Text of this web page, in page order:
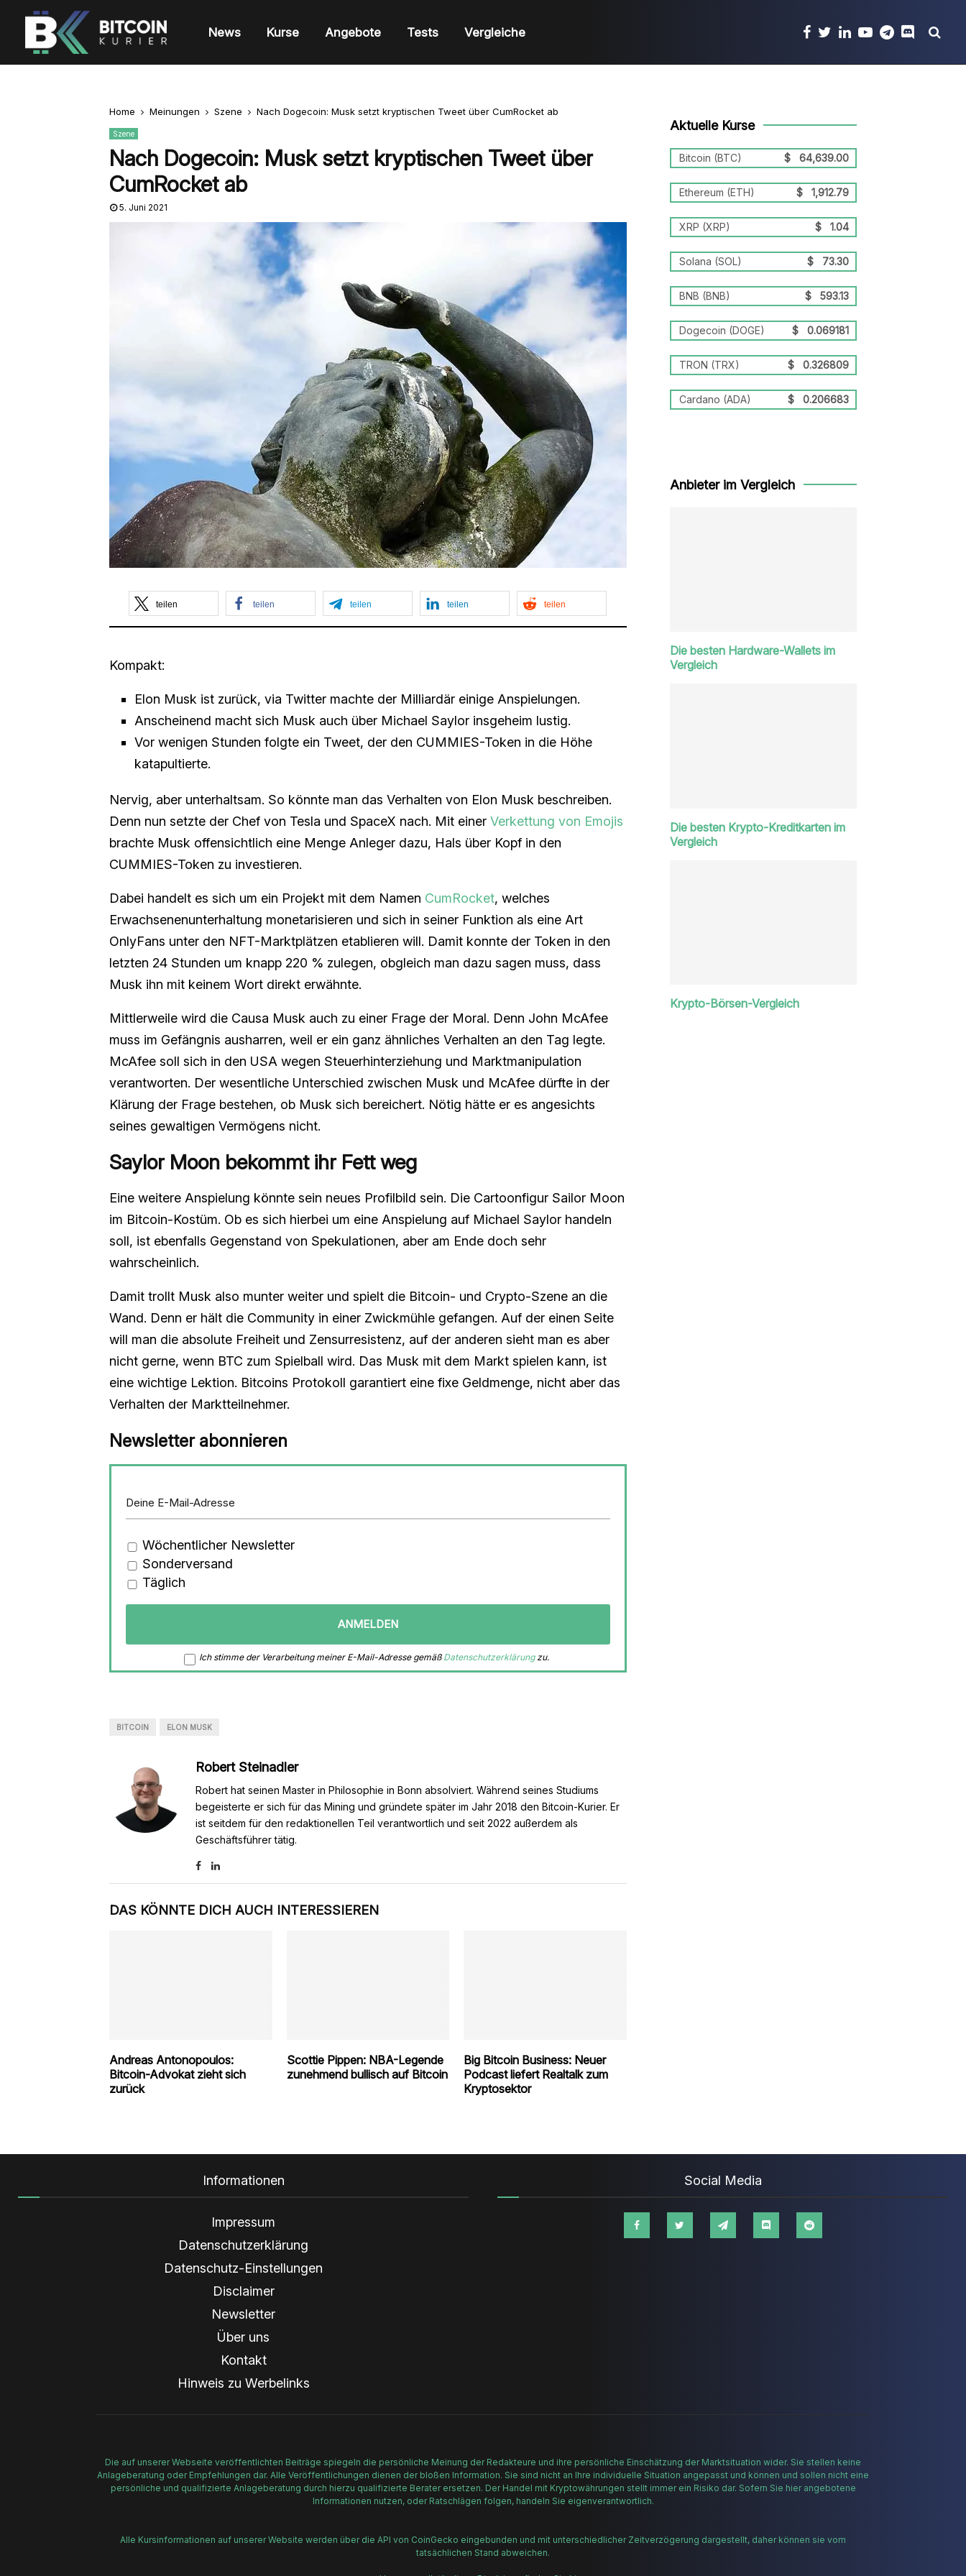
News Kurse Angebote Tests Vergleiche
Home Meinungen Szene Nach Dogecoin: Musk setzt kryptischen Tweet über CumRocket ab
Szene
Nach Dogecoin: Musk setzt kryptischen Tweet über
CumRocket ab
5. Juni 2021
teilen teilen teilen teilen teilen
Kompakt:
Elon Musk ist zurück, via Twitter machte der Milliardär einige Anspielungen.
Anscheinend macht sich Musk auch über Michael Saylor insgeheim lustig.
Vor wenigen Stunden folgte ein Tweet, der den CUMMIES-Token in die Höhe
katapultierte.
Nervig, aber unterhaltsam. So könnte man das Verhalten von Elon Musk beschreiben.
Denn nun setzte der Chef von Tesla und SpaceX nach. Mit einer Verkettung von Emojis
brachte Musk offensichtlich eine Menge Anleger dazu, Hals über Kopf in den
CUMMIES-Token zu investieren.
Dabei handelt es sich um ein Projekt mit dem Namen CumRocket, welches
Erwachsenenunterhaltung monetarisieren und sich in seiner Funktion als eine Art
OnlyFans unter den NFT-Marktplätzen etablieren will. Damit konnte der Token in den
letzten 24 Stunden um knapp 220 % zulegen, obgleich man dazu sagen muss, dass
Musk ihn mit keinem Wort direkt erwähnte.
Mittlerweile wird die Causa Musk auch zu einer Frage der Moral. Denn John McAfee
muss im Gefängnis ausharren, weil er ein ganz ähnliches Verhalten an den Tag legte.
McAfee soll sich in den USA wegen Steuerhinterziehung und Marktmanipulation
verantworten. Der wesentliche Unterschied zwischen Musk und McAfee dürfte in der
Klärung der Frage bestehen, ob Musk sich bereichert. Nötig hätte er es angesichts
seines gewaltigen Vermögens nicht.
Saylor Moon bekommt ihr Fett weg
Eine weitere Anspielung könnte sein neues Profilbild sein. Die Cartoonfigur Sailor Moon
im Bitcoin-Kostüm. Ob es sich hierbei um eine Anspielung auf Michael Saylor handeln
soll, ist ebenfalls Gegenstand von Spekulationen, aber am Ende doch sehr
wahrscheinlich.
Damit trollt Musk also munter weiter und spielt die Bitcoin- und Crypto-Szene an die
Wand. Denn er hält die Community in einer Zwickmühle gefangen. Auf der einen Seite
will man die absolute Freiheit und Zensurresistenz, auf der anderen sieht man es aber
nicht gerne, wenn BTC zum Spielball wird. Das Musk mit dem Markt spielen kann, ist
eine wichtige Lektion. Bitcoins Protokoll garantiert eine fixe Geldmenge, nicht aber das
Verhalten der Marktteilnehmer.
Newsletter abonnieren
Wöchentlicher Newsletter
Sonderversand
Täglich
Ich stimme der Verarbeitung meiner E-Mail-Adresse gemäß Datenschutzerklärungzu.
BITCOIN ELON MUSK
Robert Steinadler
Robert hat seinen Master in Philosophie in Bonn absolviert. Während seines Studiums
begeisterte er sich für das Mining und gründete später im Jahr 2018 den Bitcoin-Kurier. Er
ist seitdem für den redaktionellen Teil verantwortlich und seit 2022 außerdem als
Geschäftsführer tätig.
DAS KÖNNTE DICH AUCH INTERESSIEREN
Andreas Antonopoulos:
Bitcoin-Advokat zieht sich
zurück
Scottie Pippen: NBA-Legende
zunehmend bullisch auf Bitcoin
Big Bitcoin Business: Neuer
Podcast liefert Realtalk zum
Kryptosektor
Aktuelle Kurse
Bitcoin (BTC) $ 64,639.00
Ethereum (ETH) $ 1,912.79
XRP (XRP) $ 1.04
Solana (SOL) $ 73.30
BNB (BNB) $ 593.13
Dogecoin (DOGE) $ 0.069181
TRON (TRX) $ 0.326809
Cardano (ADA) $ 0.206683
Anbieter im Vergleich
Die besten Hardware-Wallets im
Vergleich
Die besten Krypto-Kreditkarten im
Vergleich
Krypto-Börsen-Vergleich
Informationen
Impressum
Datenschutzerklärung
Datenschutz-Einstellungen
Disclaimer
Newsletter
Über uns
Kontakt
Hinweis zu Werbelinks
Social Media
Die auf unserer Webseite veröffentlichten Beiträge spiegeln die persönliche Meinung der Redakteure und ihre persönliche Einschätzung der Marktsituation wider. Sie stellen keine
Anlageberatung oder Empfehlungen dar. Alle Veröffentlichungen dienen der bloßen Information. Sie sind nicht an Ihre individuelle Situation angepasst und können und sollen nicht eine
persönliche und qualifizierte Anlageberatung durch hierzu qualifizierte Berater ersetzen. Der Handel mit Kryptowährungen stellt immer ein Risiko dar. Sofern Sie hier angebotene
Informationen nutzen, oder Ratschlägen folgen, handeln Sie eigenverantwortlich.
Alle Kursinformationen auf unserer Website werden über die API von CoinGecko eingebunden und mit unterschiedlicher Zeitverzögerung dargestellt, daher können sie vom
tatsächlichen Stand abweichen.